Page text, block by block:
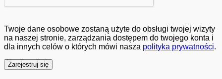
Twoje dane osobowe zostaną użyte do obsługi twojej wizyty
na naszej stronie, zarządzania dostępem do twojego konta i
dla innych celów o których mówi nasza polityka prywatności.
Zarejestruj się